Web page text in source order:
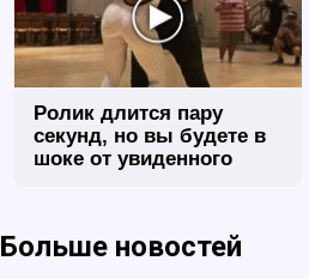
Ролик длится пару
секунд, но вы будете в
шоке от увиденного
Больше новостей